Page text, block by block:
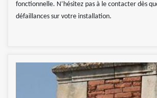
fonctionnelle. N’hésitez pas à le contacter dès
défaillances sur votre installation.